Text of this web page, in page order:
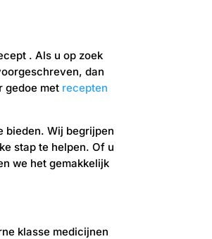
. Als u op zoek
dan
gedoe met recepten
bieden. Wij begrijpen
stap te helpen. Of u
we het gemakkelijk
klasse medicijnen